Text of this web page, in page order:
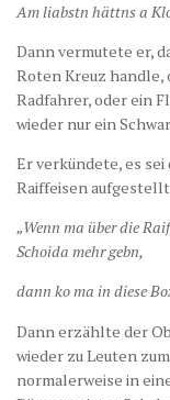
Am liabstn hättns a
Dann vermutete er,
Roten Kreuz handle,
Radfahrer, oder ein
wieder nur ein
Er verkündete, es
Raiffeisen
„Wenn ma über die
Schoida mehr gebn,
dann ko ma in diese
Dann erzählte der
wieder zu Leuten
normalerweise in